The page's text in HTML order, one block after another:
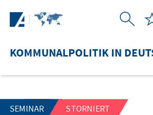
KOMMUNALPOLITIK IN
SEMINAR STORNIERT